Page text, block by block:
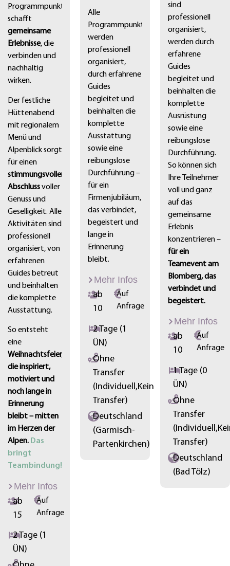
Programmpunkt
schafft
gemeinsame
Erlebnisse, die
verbinden und
nachhaltig
wirken.
Der festliche
Hüttenabend
mit regionalem
Menü und
Alpenblick sorgt
für einen
stimmungsvollen
Abschlussvoller
Genuss und
Geselligkeit. Alle
Aktivitäten sind
professionell
organisiert, von
erfahrenen
Guides betreut
und beinhalten
die komplette
Ausstattung.
So entsteht
eine
Weihnachtsfeier,
die inspiriert,
motiviert und
noch lange in
Erinnerung
bleibt – mitten
im Herzen der
Alpen. Das
bringt
Teambindung!
Mehr Infos
ab
15
Auf
Anfrage
2 Tage (1
ÜN)
Alle
Programmpunkte
werden
professionell
organisiert,
durch erfahrene
Guides
begleitet und
beinhalten die
komplette
Ausstattung
sowie eine
reibungslose
Durchführung –
für ein
Firmenjubiläum,
das verbindet,
begeistert und
lange in
Erinnerung
bleibt.
Mehr Infos
ab
10
Auf
Anfrage
2 Tage (1
ÜN)
Ohne
Transfer
(Individuell,Kein
Transfer)
Deutschland
(Garmisch-
Partenkirchen)
sind
professionell
organisiert,
werden durch
erfahrene
Guides
begleitet und
beinhalten die
komplette
Ausrüstung
sowie eine
reibungslose
Durchführung.
So können sich
Ihre Teilnehmer
voll und ganz
auf das
gemeinsame
Erlebnis
konzentrieren –
für ein
Teamevent am
Blomberg, das
verbindet und
begeistert.
Mehr Infos
ab
10
Auf
Anfrage
1 Tage (0
ÜN)
Ohne
Transfer
Transfer)
Deutschland
(Bad Tölz)